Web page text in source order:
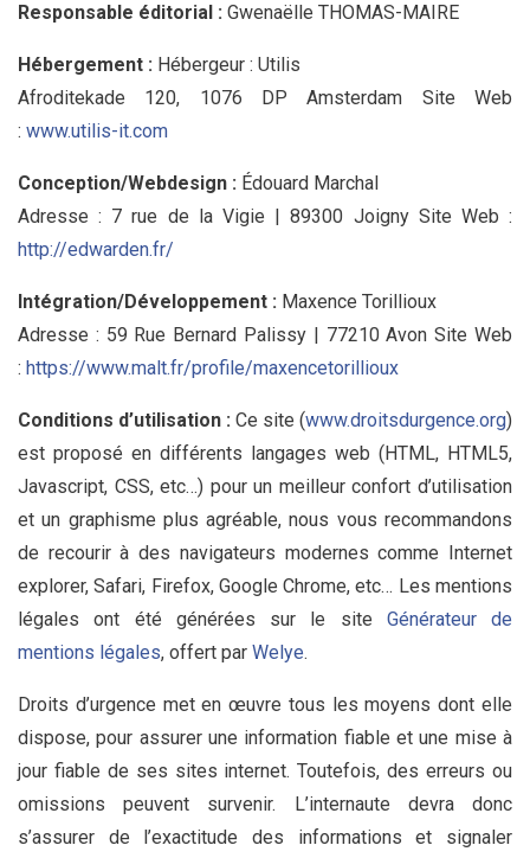
Responsable éditorial : Gwenaëlle THOMAS-MAIRE
Hébergement : Hébergeur : Utilis
Afroditekade 120, 1076 DP Amsterdam Site Web
: www.utilis-it.com
Conception/Webdesign : Édouard Marchal
Adresse : 7 rue de la Vigie | 89300 Joigny Site Web :
http://edwarden.fr/
Intégration/Développement : Maxence Torillioux
Adresse : 59 Rue Bernard Palissy | 77210 Avon Site Web
: https://www.malt.fr/profile/maxencetorillioux
Conditions d’utilisation : Ce site (www.droitsdurgence.org)
est proposé en différents langages web (HTML, HTML5,
Javascript, CSS, etc…) pour un meilleur confort d’utilisation
et un graphisme plus agréable, nous vous recommandons
de recourir à des navigateurs modernes comme Internet
explorer, Safari, Firefox, Google Chrome, etc… Les mentions
légales ont été générées sur le site Générateur de
mentions légales, offert par Welye.
Droits d’urgence met en œuvre tous les moyens dont elle
dispose, pour assurer une information fiable et une mise à
jour fiable de ses sites internet. Toutefois, des erreurs ou
omissions peuvent survenir. L’internaute devra donc
s’assurer de l’exactitude des informations et signaler